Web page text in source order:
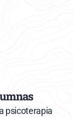
psicoterapia